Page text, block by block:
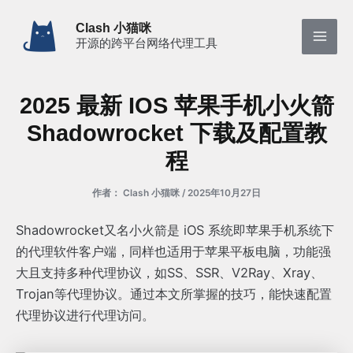
Clash 小猫咪
开源的跨平台网络代理工具
2025 最新 IOS 苹果手机小火箭
Shadowrocket 下载及配置教
程
作者： Clash 小猫咪 / 2025年10月27日
Shadowrocket又名小火箭是 iOS 系统即苹果手机系统下
的代理软件客户端，同样也适用于苹果平板电脑，功能强
大且支持多种代理协议，如SS、SSR、V2Ray、Xray、
Trojan等代理协议。通过本文所掌握的技巧，能快速配置
代理协议进行代理访问。